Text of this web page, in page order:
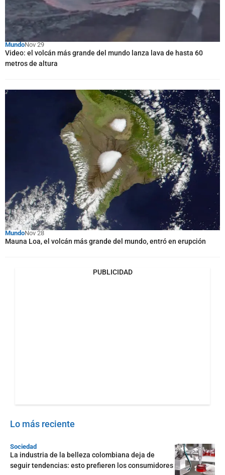
MundoNov 29
Video: el volcán más grande del mundo lanza lava de hasta 60
metros de altura
MundoNov 28
Mauna Loa, el volcán más grande del mundo, entró en erupción
PUBLICIDAD
Lo más reciente
Sociedad
La industria de la belleza colombiana deja de
seguir tendencias: esto prefieren los consumidores